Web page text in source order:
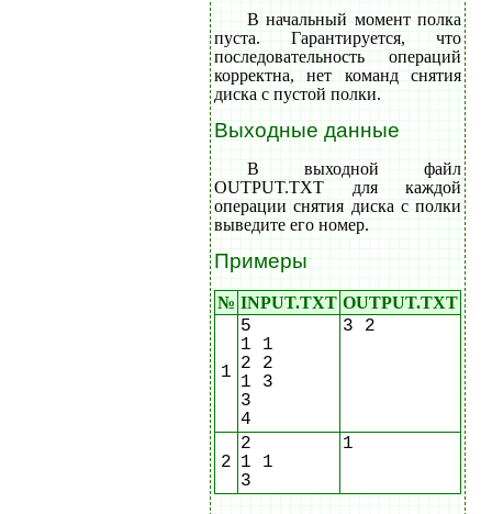
В начальный момент полка
пуста. Гарантируется, что
последовательность операций
корректна, нет команд снятия
диска с пустой полки.
Выходные данные
В выходной файл
OUTPUT.TXT для каждой
операции снятия диска с полки
выведите его номер.
Примеры
№ INPUT.TXT OUTPUT.TXT
1
5
1 1
2 2
1 3
3
4
3 2
2
2
1 1
3
1